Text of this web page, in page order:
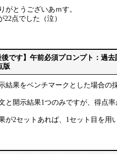
がとうございあｍす。
22点でした（泣）
後です】午前必須プロンプト：過
版
結果をベンチマークとした場合の
と開示結果1つのみですが、得点
が2セットあれば、1セット目を